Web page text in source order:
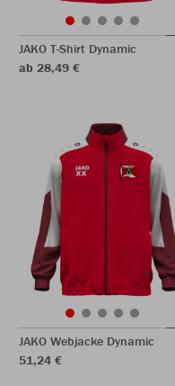
JAKO T-Shirt Dynamic
ab 28,49 €
JAKO Webjacke Dynamic
51,24 €